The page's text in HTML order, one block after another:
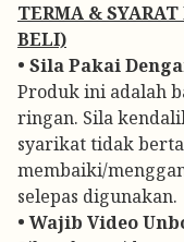
️TERMA &
BELI)
• Sila Pakai
Produk ini adalah
ringan. Sila
syarikat tidak
membaiki/
selepas digunakan.
• Wajib Video